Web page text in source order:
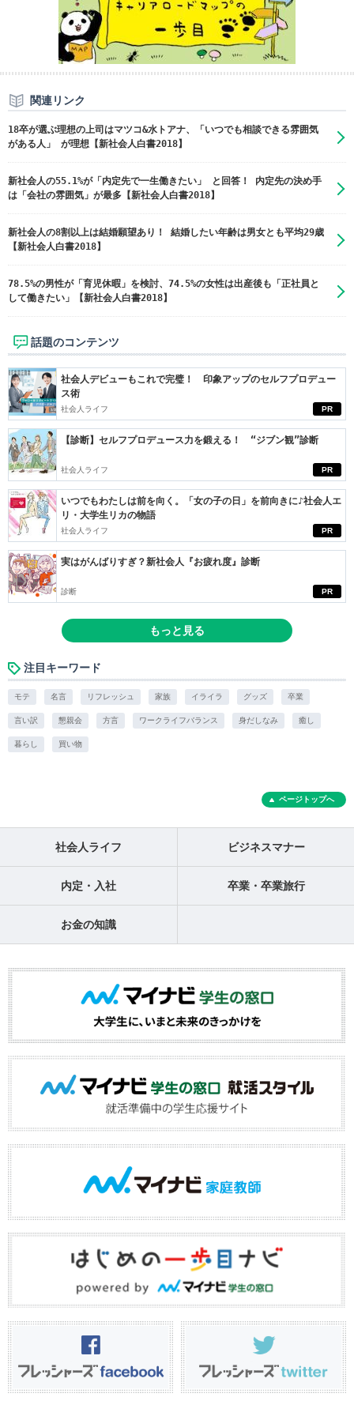
関連リンク
18卒が選ぶ理想の上司はマツコ&水トアナ、「いつでも相談できる雰囲気
がある人」 が理想【新社会人白書2018】
新社会人の55.1%が「内定先で一生働きたい」 と回答！ 内定先の決め手
は「会社の雰囲気」が最多【新社会人白書2018】
新社会人の8割以上は結婚願望あり！ 結婚したい年齢は男女とも平均29歳
【新社会人白書2018】
78.5%の男性が「育児休暇」を検討、74.5%の女性は出産後も「正社員と
して働きたい」【新社会人白書2018】
話題のコンテンツ
PR
社会人デビューもこれで完璧！ 印象アップのセルフプロデュー
ス術
社会人ライフ
PR
【診断】セルフプロデュース力を鍛える！ “ジブン観”診断
社会人ライフ
PR
いつでもわたしは前を向く。「女の子の日」を前向きに♪社会人エ
リ・大学生リカの物語
社会人ライフ
PR
実はがんばりすぎ？新社会人『お疲れ度』診断
診断
もっと見る
注目キーワード
モテ 名言 リフレッシュ 家族 イライラ グッズ 卒業
言い訳 懇親会 方言 ワークライフバランス 身だしなみ 癒し
暮らし 買い物
ページトップへ
社会人ライフ ビジネスマナー
内定・入社 卒業・卒業旅行
お金の知識